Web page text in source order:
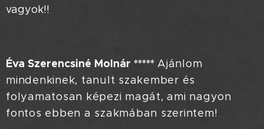
vagyok!!
Éva Szerencsiné Molnár ***** Ajánlom
mindenkinek, tanult szakember és
folyamatosan képezi magát, ami nagyon
fontos ebben a szakmában szerintem!